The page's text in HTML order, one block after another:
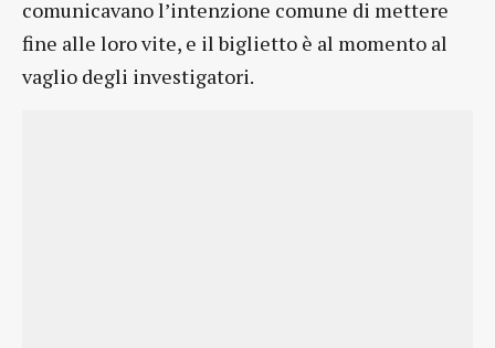
comunicavano l’intenzione comune di mettere
fine alle loro vite, e il biglietto è al momento al
vaglio degli investigatori.